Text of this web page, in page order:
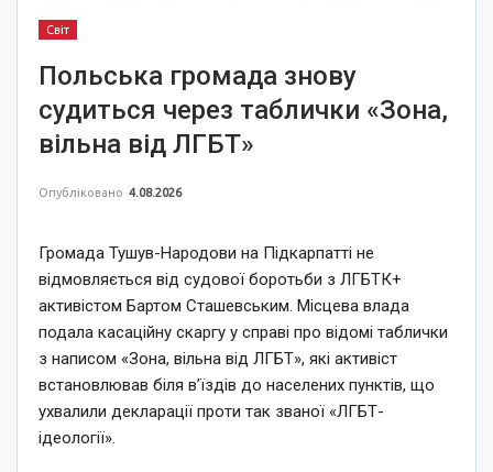
Світ
Польська громада знову
судиться через таблички «Зона,
вільна від ЛГБТ»
Опубліковано 4.08.2026
Громада Тушув-Народови на Підкарпатті не
відмовляється від судової боротьби з ЛГБТК+
активістом Бартом Сташевським. Місцева влада
подала касаційну скаргу у справі про відомі таблички
з написом «Зона, вільна від ЛГБТ», які активіст
встановлював біля в’їздів до населених пунктів, що
ухвалили декларації проти так званої «ЛГБТ-
ідеології».